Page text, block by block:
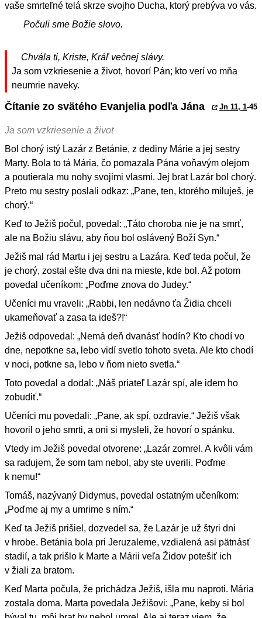
vaše smrteľné telá skrze svojho Ducha, ktorý prebýva vo vás.
Počuli sme Božie slovo.
Chvála ti, Kriste, Kráľ večnej slávy.
Ja som vzkriesenie a život, hovorí Pán; kto verí vo mňa
neumrie naveky.
Čítanie zo svätého Evanjelia podľa Jána Jn 11, 1-45
Ja som vzkriesenie a život
Bol chorý istý Lazár z Betánie, z dediny Márie a jej sestry
Marty. Bola to tá Mária, čo pomazala Pána voňavým olejom
a poutierala mu nohy svojimi vlasmi. Jej brat Lazár bol chorý.
Preto mu sestry poslali odkaz: „Pane, ten, ktorého miluješ, je
chorý.“
Keď to Ježiš počul, povedal: „Táto choroba nie je na smrť,
ale na Božiu slávu, aby ňou bol oslávený Boží Syn.“
Ježiš mal rád Martu i jej sestru a Lazára. Keď teda počul, že
je chorý, zostal ešte dva dni na mieste, kde bol. Až potom
povedal učeníkom: „Poďme znova do Judey.“
Učeníci mu vraveli: „Rabbi, len nedávno ťa Židia chceli
ukameňovať a zasa ta ideš?!“
Ježiš odpovedal: „Nemá deň dvanásť hodín? Kto chodí vo
dne, nepotkne sa, lebo vidí svetlo tohoto sveta. Ale kto chodí
v noci, potkne sa, lebo v ňom nieto svetla.“
Toto povedal a dodal: „Náš priateľ Lazár spí, ale idem ho
zobudiť.“
Učeníci mu povedali: „Pane, ak spí, ozdravie.“ Ježiš však
hovoril o jeho smrti, a oni si mysleli, že hovorí o spánku.
Vtedy im Ježiš povedal otvorene: „Lazár zomrel. A kvôli vám
sa radujem, že som tam nebol, aby ste uverili. Poďme
k nemu!“
Tomáš, nazývaný Didymus, povedal ostatným učeníkom:
„Poďme aj my a umrime s ním.“
Keď ta Ježiš prišiel, dozvedel sa, že Lazár je už štyri dni
v hrobe. Betánia bola pri Jeruzaleme, vzdialená asi pätnásť
stadií, a tak prišlo k Marte a Márii veľa Židov potešiť ich
v žiali za bratom.
Keď Marta počula, že prichádza Ježiš, išla mu naproti. Mária
zostala doma. Marta povedala Ježišovi: „Pane, keby si bol